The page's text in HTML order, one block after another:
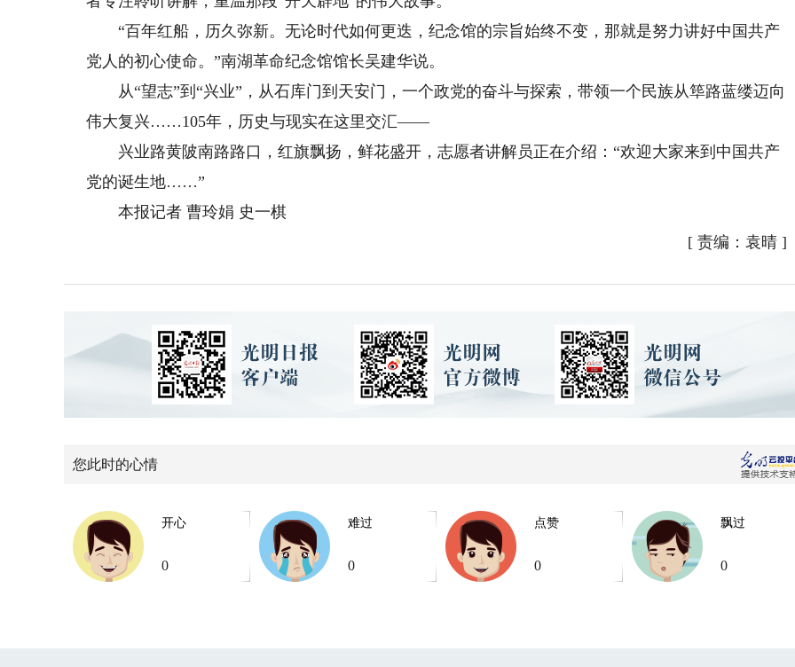
“百年红船，历久弥新。无论时代如何更迭，纪念馆的宗旨始终不变，那就是努力讲好中国共产
党人的初心使命。”南湖革命纪念馆馆长吴建华说。
从“望志”到“兴业”，从石库门到天安门，一个政党的奋斗与探索，带领一个民族从筚路蓝缕迈向
伟大复兴……105年，历史与现实在这里交汇——
兴业路黄陂南路路口，红旗飘扬，鲜花盛开，志愿者讲解员正在介绍：“欢迎大家来到中国共产
党的诞生地……”
本报记者 曹玲娟 史一棋
[ 责编：袁晴 ]
您此时的心情
开心
0
难过
0
点赞
0
飘过
0